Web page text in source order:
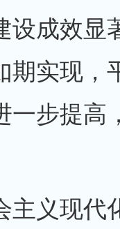
设成效显
期实现，
一步提
义现代